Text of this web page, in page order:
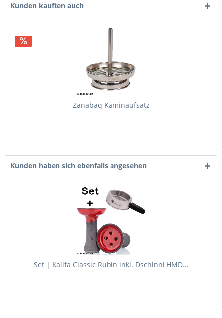
Kunden kauften auch
Zanabaq Kaminaufsatz
Kunden haben sich ebenfalls angesehen
Set | Kalifa Classic Rubin inkl. Dschinni HMD...